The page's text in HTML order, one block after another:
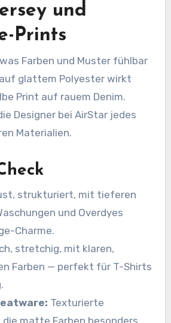
und
Prints
Farben und Muster fühlbar
glattem Polyester wirkt
Print auf rauem Denim.
Designer bei AirStar jedes
Materialien.
strukturiert, mit tieferen
und Overdyes
Charme.
stretchig, mit klaren,
Farben — perfekt für T-Shirts
Texturierte
die matte Farben besonders